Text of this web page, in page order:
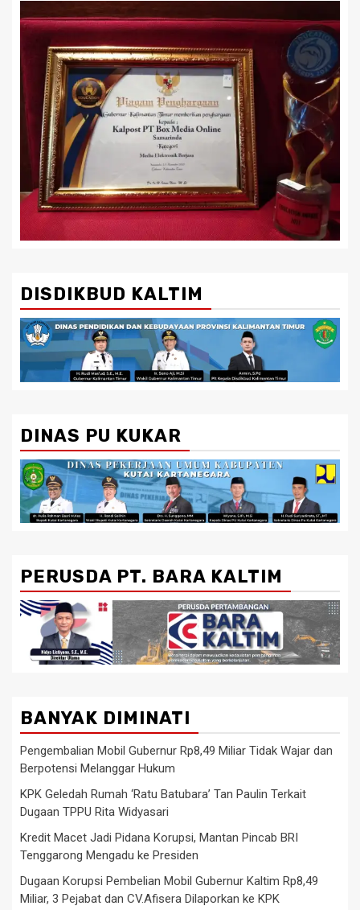
DISDIKBUD KALTIM
DINAS PU KUKAR
PERUSDA PT. BARA KALTIM
BANYAK DIMINATI
Pengembalian Mobil Gubernur Rp8,49 Miliar Tidak Wajar dan
Berpotensi Melanggar Hukum
KPK Geledah Rumah ‘Ratu Batubara’ Tan Paulin Terkait
Dugaan TPPU Rita Widyasari
Kredit Macet Jadi Pidana Korupsi, Mantan Pincab BRI
Tenggarong Mengadu ke Presiden
Dugaan Korupsi Pembelian Mobil Gubernur Kaltim Rp8,49
Miliar, 3 Pejabat dan CV.Afisera Dilaporkan ke KPK